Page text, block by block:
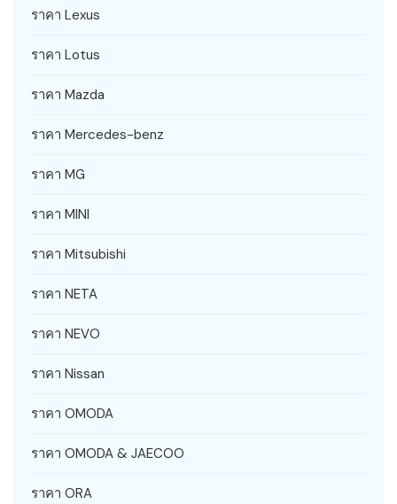
ราคา Lexus
ราคา Lotus
ราคา Mazda
ราคา Mercedes-benz
ราคา MG
ราคา MINI
ราคา Mitsubishi
ราคา NETA
ราคา NEVO
ราคา Nissan
ราคา OMODA
ราคา OMODA & JAECOO
ราคา ORA